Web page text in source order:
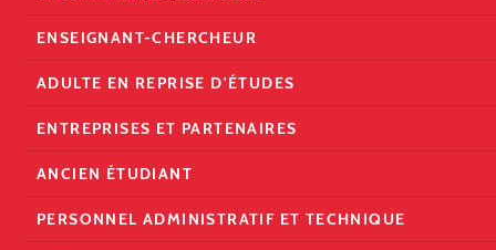
ENSEIGNANT-CHERCHEUR
ADULTE EN REPRISE D'ÉTUDES
ENTREPRISES ET PARTENAIRES
ANCIEN ÉTUDIANT
PERSONNEL ADMINISTRATIF ET TECHNIQUE